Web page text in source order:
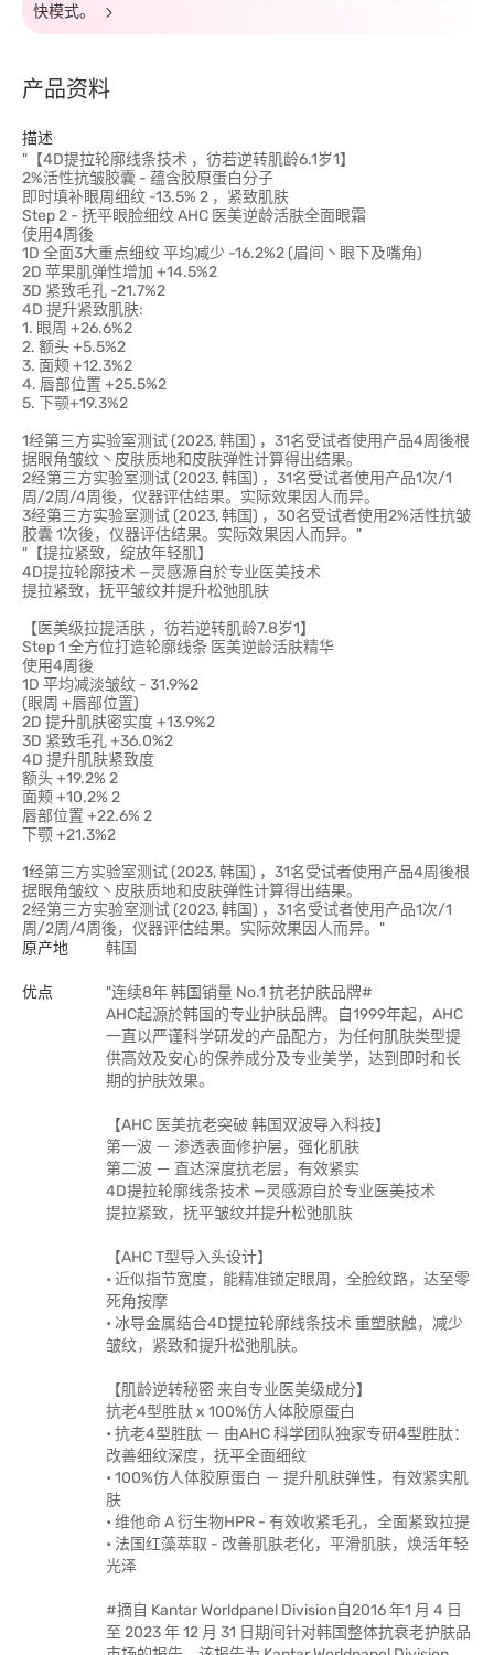
快模式。
产品资料
描述
"【4D提拉轮廓线条技术 ，彷若逆转肌龄6.1岁1】
2%活性抗皱胶囊 - 蕴含胶原蛋白分子
即时填补眼周细纹 -13.5% 2 ，紧致肌肤
Step 2 - 抚平眼脸细纹 AHC 医美逆龄活肤全面眼霜
使用4周後
1D 全面3大重点细纹 平均减少 -16.2%2 (眉间丶眼下及嘴角)
2D 苹果肌弹性增加 +14.5%2
3D 紧致毛孔 -21.7%2
4D 提升紧致肌肤:
1. 眼周 +26.6%2
2. 额头 +5.5%2
3. 面颊 +12.3%2
4. 唇部位置 +25.5%2
5. 下颚+19.3%2
1经第三方实验室测试 (2023, 韩国) ，31名受试者使用产品4周後根
据眼角皱纹丶皮肤质地和皮肤弹性计算得出结果。
2经第三方实验室测试 (2023, 韩国) ，31名受试者使用产品1次/1
周/2周/4周後，仪器评估结果。实际效果因人而异。
3经第三方实验室测试 (2023, 韩国) ，30名受试者使用2%活性抗皱
胶囊 1次後，仪器评估结果。实际效果因人而异。"
"【提拉紧致，绽放年轻肌】
4D提拉轮廓技术 —灵感源自於专业医美技术
提拉紧致，抚平皱纹并提升松弛肌肤
【医美级拉提活肤 ，彷若逆转肌龄7.8岁1】
Step 1 全方位打造轮廓线条 医美逆龄活肤精华
使用4周後
1D 平均减淡皱纹 - 31.9%2
(眼周 +唇部位置)
2D 提升肌肤密实度 +13.9%2
3D 紧致毛孔 +36.0%2
4D 提升肌肤紧致度
额头 +19.2% 2
面颊 +10.2% 2
唇部位置 +22.6% 2
下颚 +21.3%2
1经第三方实验室测试 (2023, 韩国) ，31名受试者使用产品4周後根
据眼角皱纹丶皮肤质地和皮肤弹性计算得出结果。
2经第三方实验室测试 (2023, 韩国) ，31名受试者使用产品1次/1
周/2周/4周後，仪器评估结果。实际效果因人而异。"
原产地
韩国
优点
"连续8年 韩国销量 No.1 抗老护肤品牌#
AHC起源於韩国的专业护肤品牌。自1999年起，AHC
一直以严谨科学研发的产品配方，为任何肌肤类型提
供高效及安心的保养成分及专业美学，达到即时和长
期的护肤效果。
【AHC 医美抗老突破 韩国双波导入科技】
第一波 － 渗透表面修护层，强化肌肤
第二波 － 直达深度抗老层，有效紧实
4D提拉轮廓线条技术 —灵感源自於专业医美技术
提拉紧致，抚平皱纹并提升松弛肌肤
【AHC T型导入头设计】
• 近似指节宽度，能精准锁定眼周，全脸纹路，达至零
死角按摩
• 冰导金属结合4D提拉轮廓线条技术 重塑肤触，减少
皱纹，紧致和提升松弛肌肤。
【肌龄逆转秘密 来自专业医美级成分】
抗老4型胜肽 x 100%仿人体胶原蛋白
• 抗老4型胜肽 － 由AHC 科学团队独家专研4型胜肽：
改善细纹深度，抚平全面细纹
• 100%仿人体胶原蛋白 － 提升肌肤弹性，有效紧实肌
肤
• 维他命 A 衍生物HPR - 有效收紧毛孔，全面紧致拉提
• 法国红藻萃取 - 改善肌肤老化，平滑肌肤，焕活年轻
光泽
#摘自 Kantar Worldpanel Division自2016 年1 月 4 日
至 2023 年 12 月 31 日期间针对韩国整体抗衰老护肤品